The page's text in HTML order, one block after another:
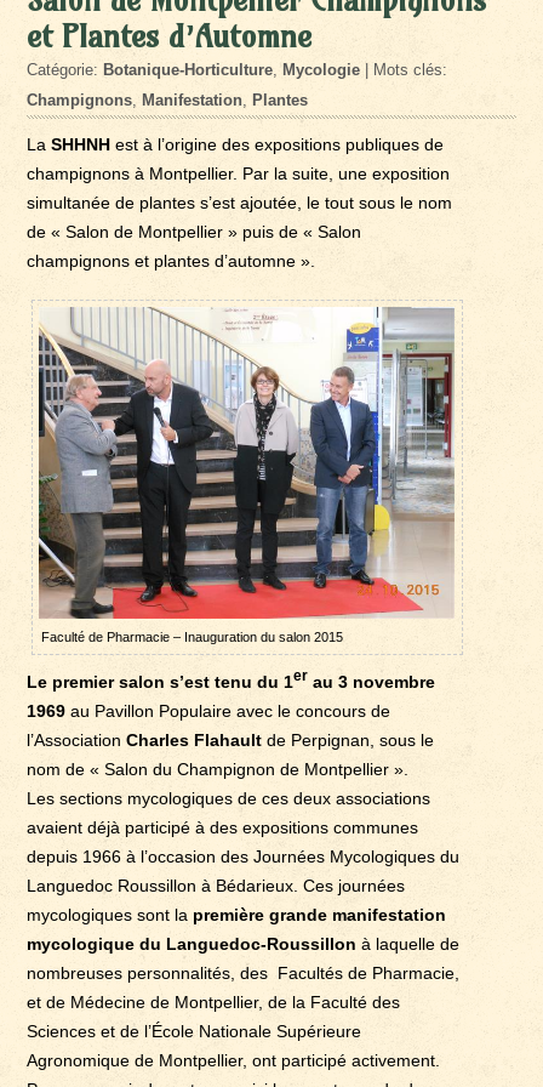
et Plantes d’Automne
Catégorie:Botanique-Horticulture ,Mycologie | Mots clés:
Champignons ,Manifestation ,Plantes
LaSHHNH est à l’origine des expositions publiques de
champignons à Montpellier. Par la suite, une exposition
simultanée de plantes s’est ajoutée, le tout sous le nom
de « Salon de Montpellier » puis de « Salon
champignons et plantes d’automne ».
Faculté de Pharmacie – Inauguration du salon 2015
Le premier salon s’est tenu du 1er au 3 novembre
1969 au Pavillon Populaire avec le concours de
l’AssociationCharles Flahault de Perpignan, sous le
nom de « Salon du Champignon de Montpellier ».
Les sections mycologiques de ces deux associations
avaient déjà participé à des expositions communes
depuis 1966 à l’occasion des Journées Mycologiques du
Languedoc Roussillon à Bédarieux. Ces journées
mycologiques sont la première grande manifestation
mycologique du Languedoc-Roussillon à laquelle de
nombreuses personnalités, des Facultés de Pharmacie,
et de Médecine de Montpellier, de la Faculté des
Sciences et de l’École Nationale Supérieure
Agronomique de Montpellier, ont participé activement.